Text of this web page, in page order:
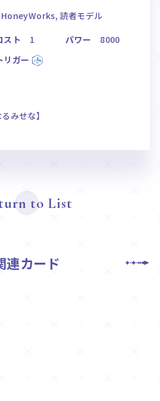
HoneyWorks, 読者モデル
スト 1 パワー
8000
リガー
みせな】
to List
連カード